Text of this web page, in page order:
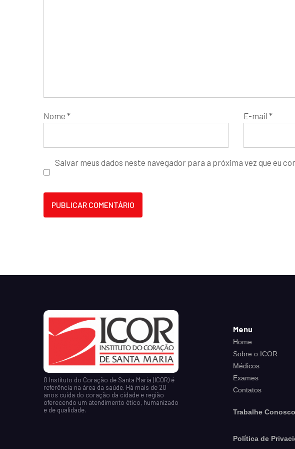
Nome * E-mail *
Salvar meus dados neste navegador para a próxima vez que eu
O Instituto do Coração de Santa Maria (ICOR) é
referência na área da saúde. Há mais de 20
anos cuida do coração da cidade e região
oferecendo um atendimento ético, humanizado
e de qualidade.
Menu
Home
Sobre o ICOR
Médicos
Exames
Contatos
Trabalhe Conosco
Política de